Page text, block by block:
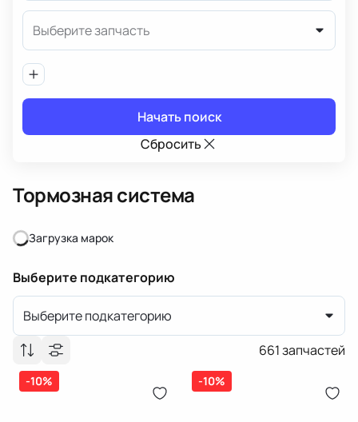
Выберите запчасть
Начать поиск
Сбросить
Тормозная система
Загрузка марок
Загрузка марок
Выберите подкатегорию
Выберите подкатегорию
661запчастей
-10% -10%